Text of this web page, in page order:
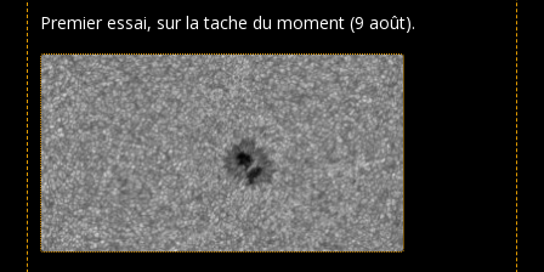
Premier essai, sur la tache du moment (9 août).